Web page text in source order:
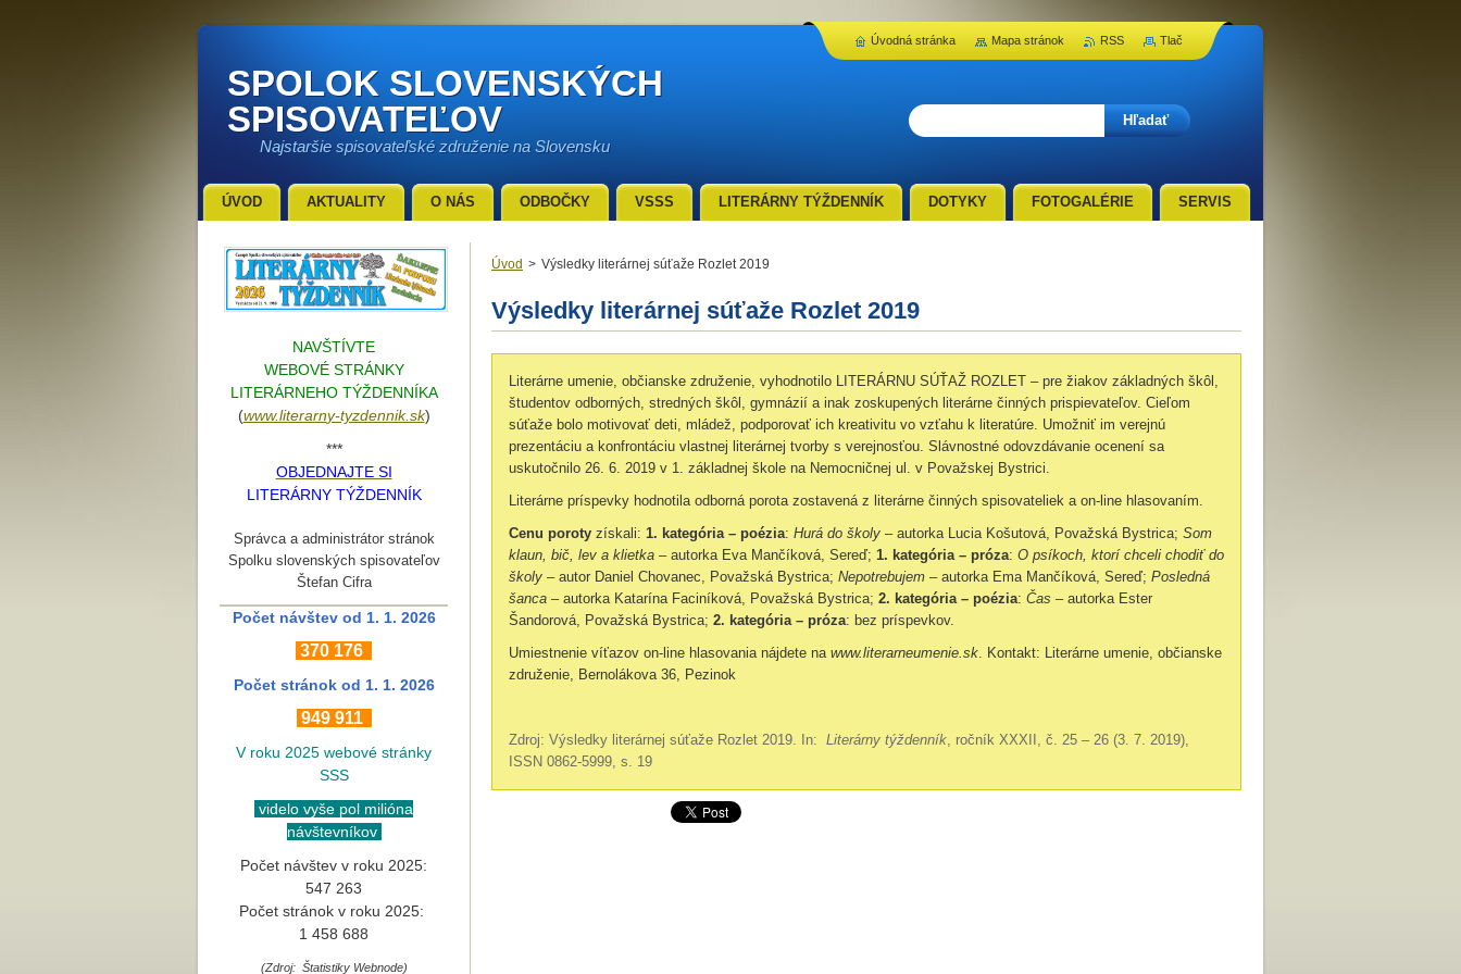
SPOLOK SLOVENSKÝCH
SPISOVATEĽOV
Najstaršie spisovateľské združenie na Slovensku
Úvod > Výsledky literárnej súťaže Rozlet 2019
Výsledky literárnej súťaže Rozlet 2019
Literárne umenie, občianske združenie, vyhodnotilo LITERÁRNU SÚŤAŽ ROZLET – pre žiakov základných škôl,
študentov odborných, stredných škôl, gymnázií a inak zoskupených literárne činných prispievateľov. Cieľom
súťaže bolo motivovať deti, mládež, podporovať ich kreativitu vo vzťahu k literatúre. Umožniť im verejnú
prezentáciu a konfrontáciu vlastnej literárnej tvorby s verejnosťou. Slávnostné odovzdávanie ocenení sa
uskutočnilo 26. 6. 2019 v 1. základnej škole na Nemocničnej ul. v Považskej Bystrici.
Literárne príspevky hodnotila odborná porota zostavená z literárne činných spisovateliek a on-line hlasovaním.
Cenu poroty získali: 1. kategória – poézia: Hurá do školy – autorka Lucia Košutová, Považská Bystrica; Som
klaun, bič, lev a klietka – autorka Eva Mančíková, Sereď; 1. kategória – próza: O psíkoch, ktorí chceli chodiť do
školy – autor Daniel Chovanec, Považská Bystrica; Nepotrebujem – autorka Ema Mančíková, Sereď; Posledná
šanca – autorka Katarína Faciníková, Považská Bystrica; 2. kategória – poézia: Čas – autorka Ester
Šandorová, Považská Bystrica; 2. kategória – próza: bez príspevkov.
Umiestnenie víťazov on-line hlasovania nájdete na www.literarneumenie.sk. Kontakt: Literárne umenie, občianske
združenie, Bernolákova 36, Pezinok
Zdroj: Výsledky literárnej súťaže Rozlet 2019. In: Literárny týždenník, ročník XXXII, č. 25 – 26 (3. 7. 2019),
ISSN 0862-5999, s. 19
NAVŠTÍVTE
WEBOVÉ STRÁNKY
LITERÁRNEHO TÝŽDENNÍKA
(www.literarny-tyzdennik.sk)
***
OBJEDNAJTE SI
LITERÁRNY TÝŽDENNÍK
Správca a administrátor stránok
Spolku slovenských spisovateľov
Štefan Cifra
Počet návštev od 1. 1. 2026
370 176
Počet stránok od 1. 1. 2026
949 911
V roku 2025 webové stránky
SSS
videlo vyše pol milióna
návštevníkov
Počet návštev v roku 2025:
547 263
Počet stránok v roku 2025:
1 458 688
(Zdroj: Štatistiky Webnode)
ÚVOD AKTUALITY O NÁS ODBOČKY VSSS LITERÁRNY TÝŽDENNÍK DOTYKY FOTOGALÉRIE SERVIS
Úvodná stránka Mapa stránok RSS Tlač